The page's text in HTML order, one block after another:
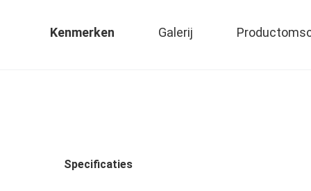
Kenmerken Galerij
Specificaties